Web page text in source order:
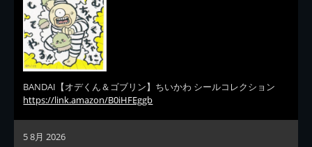
BANDAI【オデくん＆ゴブリン】ちいかわ シールコレクション
https://link.amazon/B0iHFEggb
5 8月 2026